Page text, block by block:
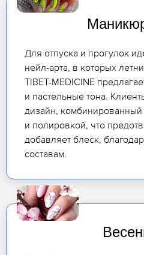
Для отпуска и прогулок
нейл-арта, в которых
TIBET-MEDICINE
и пастельные тона.
дизайн, комбинированный
и полировкой, что
добавляет блеск,
составам.